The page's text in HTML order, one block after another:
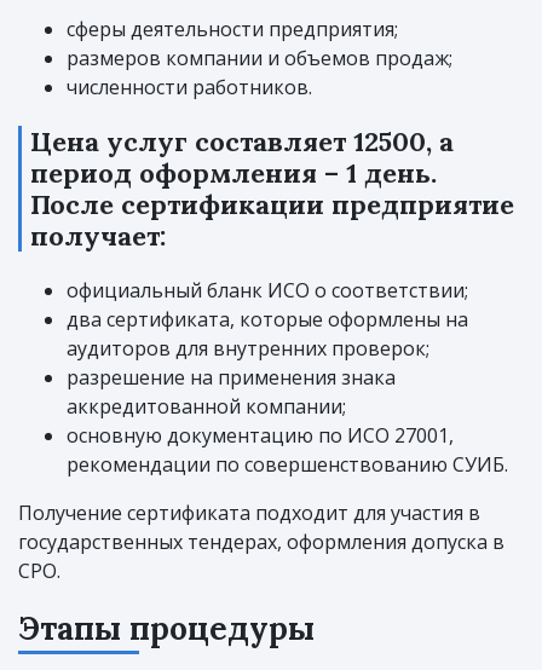
сферы деятельности предприятия;
размеров компании и объемов продаж;
численности работников.
Цена услуг составляет 12500, а
период оформления – 1 день.
После сертификации предприятие
получает:
официальный бланк ИСО о соответствии;
два сертификата, которые оформлены на
аудиторов для внутренних проверок;
разрешение на применения знака
аккредитованной компании;
основную документацию по ИСО 27001,
рекомендации по совершенствованию СУИБ.
Получение сертификата подходит для участия в
государственных тендерах, оформления допуска в
СРО.
Этапы процедуры